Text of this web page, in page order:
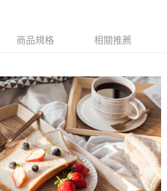
到繳費通知簡訊。
內，點擊此簡訊中的連結，可透過四大超商／
進行付款，方視為交易完成。
不需立刻繳費，但若您需要取消訂單，請聯絡
意取消之訂單仍視為有效，需透過AFTEE先享
先享後付 」之結帳頁面顯示為準，若有關於
欲退款等相關疑問，請聯繫「AFTEE先享後付
support/home
含以上)免運費
含以上)免運費
含以上)免運費
查看運費
商品規格 相關推薦